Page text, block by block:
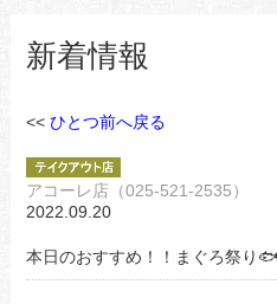
新着情報
<< ひとつ前へ戻る
アコーレ店（025-521-2535）
2022.09.20
本日のおすすめ！！まぐろ祭り🐟